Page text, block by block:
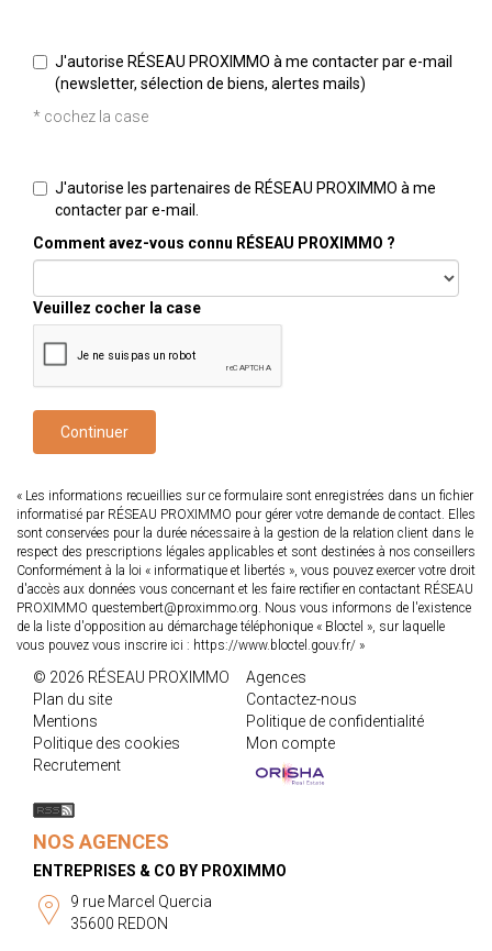
J'autorise RÉSEAU PROXIMMO à me contacter par e-mail
(newsletter, sélection de biens, alertes mails)
* cochez la case
J'autorise les partenaires de RÉSEAU PROXIMMO à me
contacter par e-mail.
Comment avez-vous connu RÉSEAU PROXIMMO ?
Veuillez cocher la case
Continuer
« Les informations recueillies sur ce formulaire sont enregistrées dans un fichier
informatisé par RÉSEAU PROXIMMO pour gérer votre demande de contact. Elles
sont conservées pour la durée nécessaire à la gestion de la relation client dans le
respect des prescriptions légales applicables et sont destinées à nos conseillers
Conformément à la loi « informatique et libertés », vous pouvez exercer votre droit
d'accès aux données vous concernant et les faire rectifier en contactant RÉSEAU
PROXIMMO questembert@proximmo.org. Nous vous informons de l'existence
de la liste d'opposition au démarchage téléphonique « Bloctel », sur laquelle
vous pouvez vous inscrire ici : https://www.bloctel.gouv.fr/ »
© 2026 RÉSEAU PROXIMMO
Agences
Plan du site
Contactez-nous
Mentions
Politique de confidentialité
Politique des cookies
Mon compte
Recrutement
NOS AGENCES
ENTREPRISES & CO BY PROXIMMO
9 rue Marcel Quercia
35600 REDON